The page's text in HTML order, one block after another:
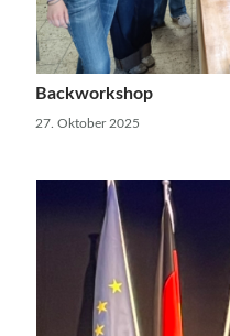
Backworkshop
27. Oktober 2025